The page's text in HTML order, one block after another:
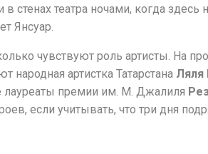
стенах театра ночами, когда
Янсуар.
чувствуют роль артисты. На
народная артистка Татарстана Ляля
лауреаты премии им. М. Джалиля
если учитывать, что три дня